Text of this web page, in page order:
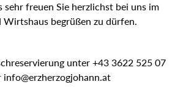
freuen Sie herzlichst bei uns im
Wirtshaus begrüßen zu dürfen.
unter +43 3622 525 07
info@erzherzogjohann.at